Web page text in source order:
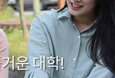
운 대학!